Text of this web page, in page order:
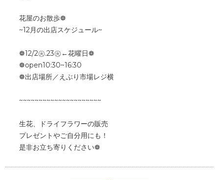
花屋のお散歩❁
~12月の出店スケジュール~
❁12/2㊋.23㊋←花曜日❁
❁open10:30~16:30
❁出店場所／えぶり市場レジ横
~~~~~~~~~~~~~~~~~~~~~
生花、ドライフラワーの販売
プレゼントやご自分用にも！
是非お立ち寄りください❁